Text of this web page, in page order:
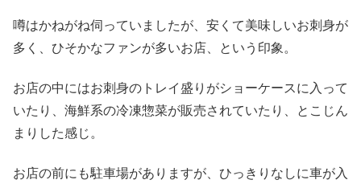
噂はかねがね伺っていましたが、安くて美味しいお刺身が
多く、ひそかなファンが多いお店、という印象。
お店の中にはお刺身のトレイ盛りがショーケースに入って
いたり、海鮮系の冷凍惣菜が販売されていたり、とこじん
まりした感じ。
お店の前にも駐車場がありますが、ひっきりなしに車が入